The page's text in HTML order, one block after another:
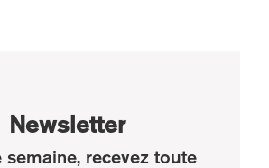
Newsletter
semaine, recevez toute